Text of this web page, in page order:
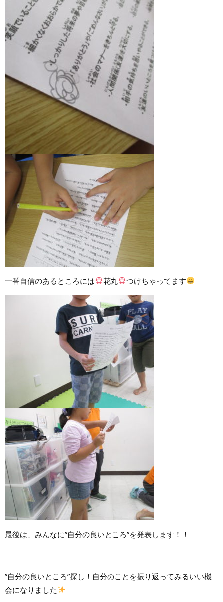
一番自信のあるところには 花丸 つけちゃってます
最後は、みんなに”自分の良いところ”を発表します！！
”自分の良いところ”探し！自分のことを振り返ってみるいい機
会になりました